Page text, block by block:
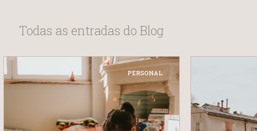
Todas as entradas do Blog
PERSONAL